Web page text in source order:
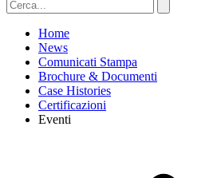
Home
News
Comunicati Stampa
Brochure & Documenti
Case Histories
Certificazioni
Eventi